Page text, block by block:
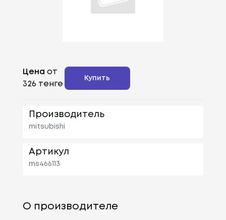
Цена от
326 тенге
Купить
Производитель
mitsubishi
Артикул
ms466113
О производителе